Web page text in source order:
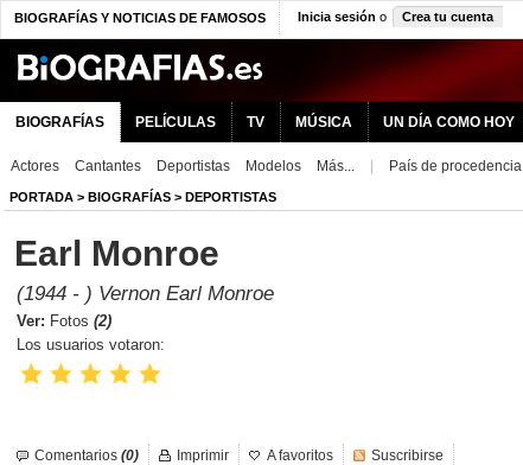
BIOGRAFÍAS Y NOTICIAS DE FAMOSOS Inicia sesión o Crea tu cuenta
BIOGRAFÍAS PELÍCULAS TV MÚSICA UN DÍA COMO HOY
Actores Cantantes Deportistas Modelos Más... País de procedencia
PORTADA > BIOGRAFÍAS > DEPORTISTAS
Earl Monroe
(1944 - ) Vernon Earl Monroe
Ver: Fotos (2)
Los usuarios votaron:
Comentarios (0) Imprimir A favoritos Suscribirse